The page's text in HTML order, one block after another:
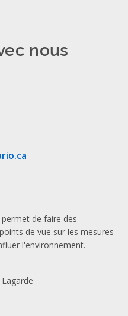
nous
de faire des
de vue sur les mesures
l'environnement.